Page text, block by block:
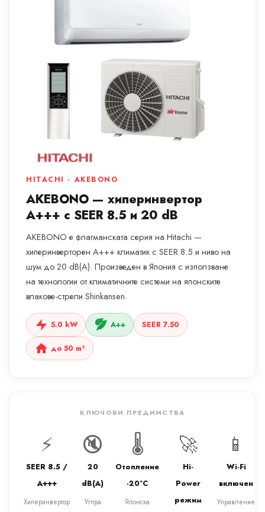
HITACHI · AKEBONO
AKEBONO — хиперинвертор
A+++ с SEER 8.5 и 20 dB
AKEBONO е флагманската серия на Hitachi —
хиперинверторен A+++ климатик с SEER 8.5 и ниво на
шум до 20 dB(A). Произведен в Япония с използване
на технологии от климатичните системи на японските
влакове-стрели Shinkansen.
5.0 kW A++ SEER 7.50
до 50 m²
КЛЮЧОВИ ПРЕДИМСТВА
⚡
SEER 8.5 /
A+++
Хиперинвертор
🔇
20
dB(A)
Ултра
🌡️
Отопление
-20°C
Японска
🚀
Hi-
Power
режим
📱
Wi-Fi
включен
Управление